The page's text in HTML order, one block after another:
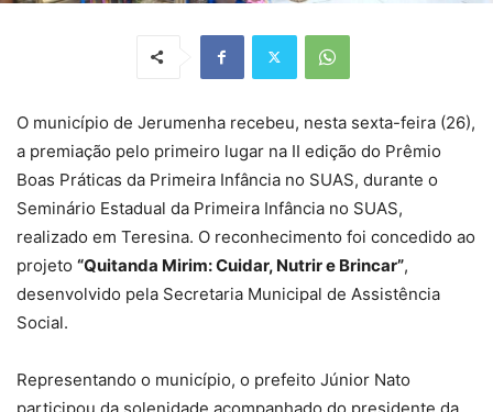
O município de Jerumenha recebeu, nesta sexta-feira (26),
a premiação pelo primeiro lugar na II edição do Prêmio
Boas Práticas da Primeira Infância no SUAS, durante o
Seminário Estadual da Primeira Infância no SUAS,
realizado em Teresina. O reconhecimento foi concedido ao
projeto “Quitanda Mirim: Cuidar, Nutrir e Brincar”,
desenvolvido pela Secretaria Municipal de Assistência
Social.
Representando o município, o prefeito Júnior Nato
participou da solenidade acompanhado do presidente da